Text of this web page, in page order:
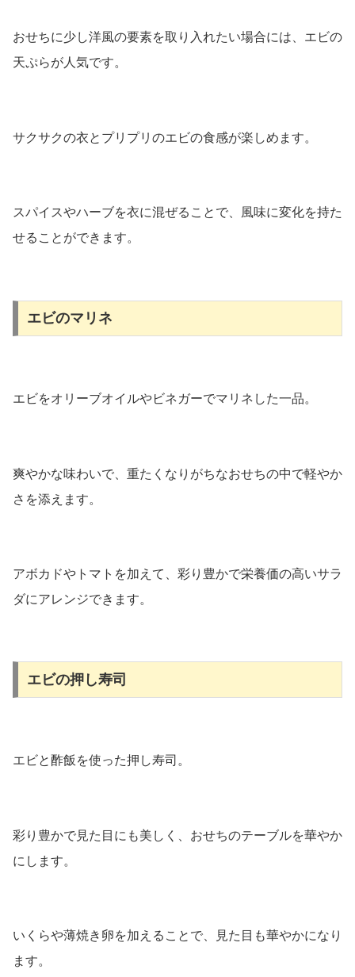
おせちに少し洋風の要素を取り入れたい場合には、エビの
天ぷらが人気です。
サクサクの衣とプリプリのエビの食感が楽しめます。
スパイスやハーブを衣に混ぜることで、風味に変化を持た
せることができます。
エビのマリネ
エビをオリーブオイルやビネガーでマリネした一品。
爽やかな味わいで、重たくなりがちなおせちの中で軽やか
さを添えます。
アボカドやトマトを加えて、彩り豊かで栄養価の高いサラ
ダにアレンジできます。
エビの押し寿司
エビと酢飯を使った押し寿司。
彩り豊かで見た目にも美しく、おせちのテーブルを華やか
にします。
いくらや薄焼き卵を加えることで、見た目も華やかになり
ます。